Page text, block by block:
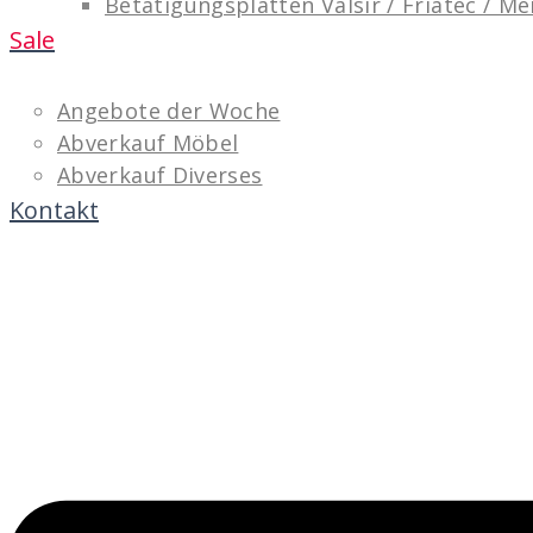
Sale
Angebote der Woche
Abverkauf Möbel
Abverkauf Diverses
Kontakt